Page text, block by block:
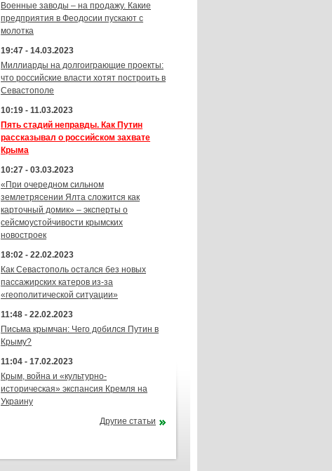
Военные заводы – на продажу. Какие
предприятия в Феодосии пускают с
молотка
19:47 - 14.03.2023
Миллиарды на долгоиграющие проекты:
что российские власти хотят построить в
Севастополе
10:19 - 11.03.2023
Пять стадий неправды. Как Путин
рассказывал о российском захвате
Крыма
10:27 - 03.03.2023
«При очередном сильном
землетрясении Ялта сложится как
карточный домик» – эксперты о
сейсмоустойчивости крымских
новостроек
18:02 - 22.02.2023
Как Севастополь остался без новых
пассажирских катеров из-за
«геополитической ситуации»
11:48 - 22.02.2023
Письма крымчан: Чего добился Путин в
Крыму?
11:04 - 17.02.2023
Крым, война и «культурно-
историческая» экспансия Кремля на
Украину
Другие статьи